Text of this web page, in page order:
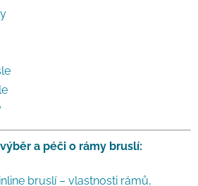
a péči o rámy bruslí:
bruslí – vlastnosti rámů,